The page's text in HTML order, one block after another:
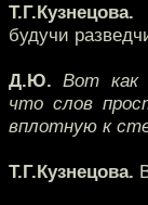
Т.Г.Кузнецова.
будучи
Д.Ю. Вот как
что слов
вплотную к
Т.Г.Кузнецова.